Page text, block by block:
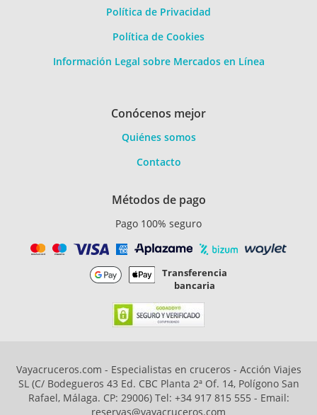
Política de Privacidad
Política de Cookies
Información Legal sobre Mercados en Línea
Conócenos mejor
Quiénes somos
Contacto
Métodos de pago
Pago 100% seguro
Transferencia
bancaria
Vayacruceros.com - Especialistas en cruceros - Acción Viajes
SL (C/ Bodegueros 43 Ed. CBC Planta 2ª Of. 14, Polígono San
Rafael, Málaga. CP: 29006) Tel: +34 917 815 555 - Email:
reservas@vayacruceros.com